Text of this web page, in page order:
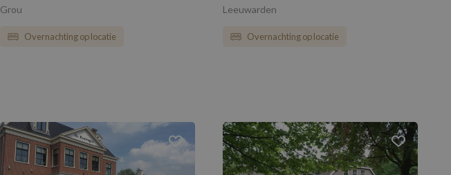
Grou
Overnachting op locatie
Leeuwarden
Overnachting op locatie